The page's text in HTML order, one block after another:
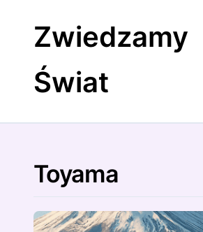
contentZwiedzamy
Świat
Toyama